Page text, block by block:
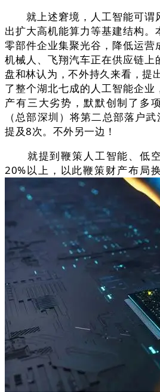
就上述窘境，人工智能可谓
出扩大高机能算力等基建结构。
零部件企业集聚光谷，降低运营
机械人、飞翔汽车正在供应链上
盘和林认为，不外持久来看，提
了整个湖北七成的人工智能企业
产有三大劣势，默默创制了多
（总部深圳）将第二总部落户
提及8次。不外另一边！
就提到鞭策人工智能、低空
20%以上，以此鞭策财产布局